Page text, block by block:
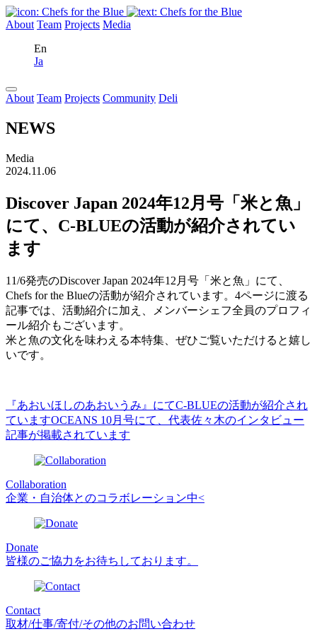
About Team Projects Media
En
Ja
About Team Projects Community Deli
NEWS
Media
2024.11.06
Discover Japan 2024年12月号「米と魚」
にて、C-BLUEの活動が紹介されてい
ます
11/6発売のDiscover Japan 2024年12月号「米と魚」にて、
Chefs for the Blueの活動が紹介されています。4ページに渡る
記事では、活動紹介に加え、メンバーシェフ全員のプロフィ
ール紹介もございます。
米と魚の文化を味わえる本特集、ぜひご覧いただけると嬉し
いです。
『あおいほしのあおいうみ』にて­C-BLUEの活動が紹介され
ていますOCEANS 10月号にて、代表佐々木のインタビュー
記事が掲載されています
Collaboration
企業・自治体とのコラボレーション中<
Donate
皆様のご協力をお待ちしております。
Contact
取材/仕事/寄付/その他のお問い合わせ